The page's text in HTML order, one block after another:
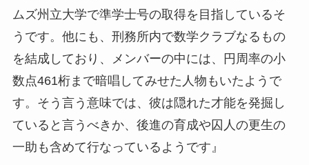
ムズ州立大学で準学士号の取得を目指しているそ
うです。他にも、刑務所内で数学クラブなるもの
を結成しており、メンバーの中には、円周率の小
数点461桁まで暗唱してみせた人物もいたようで
す。そう言う意味では、彼は隠れた才能を発掘し
ていると言うべきか、後進の育成や囚人の更生の
一助も含めて行なっているようです』